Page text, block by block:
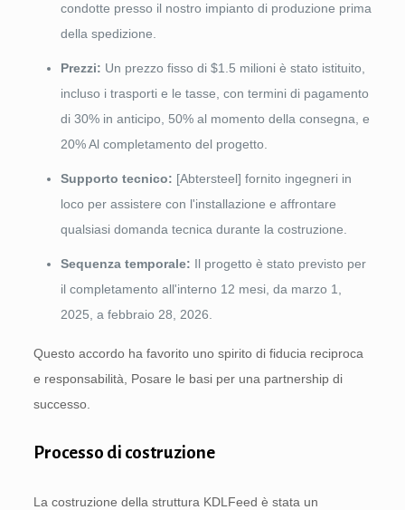
condotte presso il nostro impianto di produzione prima
della spedizione.
Prezzi: Un prezzo fisso di $1.5 milioni è stato istituito,
incluso i trasporti e le tasse, con termini di pagamento
di 30% in anticipo, 50% al momento della consegna, e
20% Al completamento del progetto.
Supporto tecnico: [Abtersteel] fornito ingegneri in
loco per assistere con l'installazione e affrontare
qualsiasi domanda tecnica durante la costruzione.
Sequenza temporale: Il progetto è stato previsto per
il completamento all'interno 12 mesi, da marzo 1,
2025, a febbraio 28, 2026.
Questo accordo ha favorito uno spirito di fiducia reciproca
e responsabilità, Posare le basi per una partnership di
successo.
Processo di costruzione
La costruzione della struttura KDLFeed è stata un